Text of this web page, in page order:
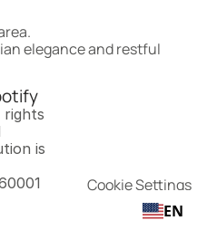
elegance and restful
rights
is
Cookie Settings
EN